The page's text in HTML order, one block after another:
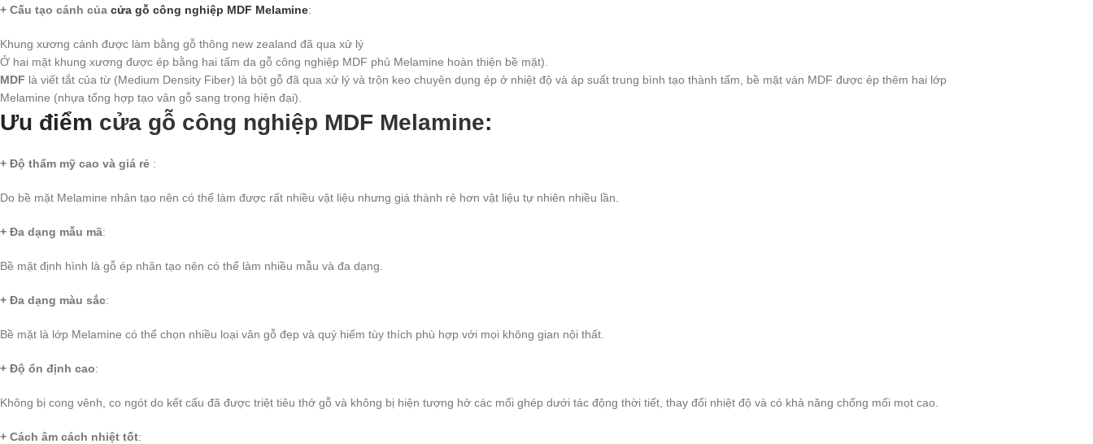
+ Cấu tạo cánh của cửa gỗ công nghiệp MDF Melamine:
Khung xương cánh được làm bằng gỗ thông new zealand đã qua xử lý
Ở hai mặt khung xương được ép bằng hai tấm da gỗ công nghiệp MDF phủ Melamine hoàn thiện bề mặt).
MDF là viết tắt của từ (Medium Density Fiber) là bột gỗ đã qua xử lý và trộn keo chuyên dụng ép ở nhiệt độ và áp suất trung bình tạo thành tấm, bề mặt ván MDF được ép thêm hai lớp
Melamine (nhựa tổng hợp tạo vân gỗ sang trọng hiện đại).
Ưu điểm cửa gỗ công nghiệp MDF Melamine:
+ Độ thẩm mỹ cao và giá rẻ :
Do bề mặt Melamine nhân tạo nên có thể làm được rất nhiều vật liệu nhưng giá thành rẻ hơn vật liệu tự nhiên nhiều lần.
+ Đa dạng mẫu mã:
Bề mặt định hình là gỗ ép nhân tạo nên có thể làm nhiều mẫu và đa dạng.
+ Đa dạng màu sắc:
Bề mặt là lớp Melamine có thể chọn nhiều loại vân gỗ đẹp và quý hiếm tùy thích phù hợp với mọi không gian nội thất.
+ Độ ổn định cao:
Không bị cong vênh, co ngót do kết cấu đã được triệt tiêu thớ gỗ và không bị hiện tượng hở các mối ghép dưới tác động thời tiết, thay đổi nhiệt độ và có khả năng chống mối mọt cao.
+ Cách âm cách nhiệt tốt: